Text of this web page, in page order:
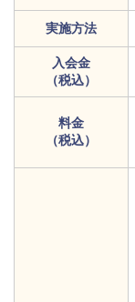
実施方法
入会金
（税込）
料金
（税込）